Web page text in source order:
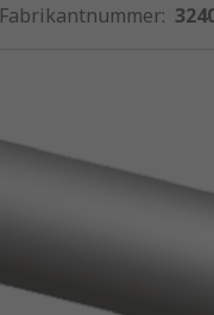
Fabrikantnummer: